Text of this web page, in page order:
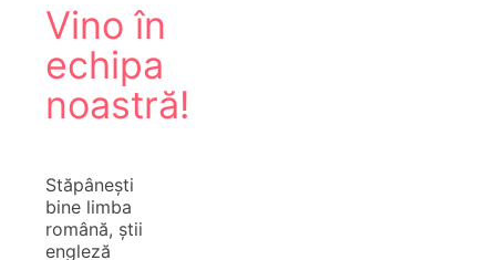
Vino în
echipa
noastră!
Stăpânești
bine limba
română, știi
engleză